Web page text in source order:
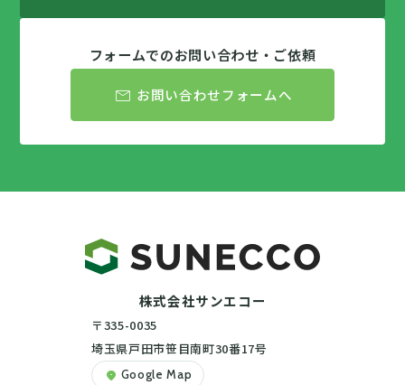
フォームでのお問い合わせ・ご依頼
mail お問い合わせフォームへ
株式会社サンエコー
〒335-0035
埼玉県戸田市笹目南町30番17号
location_on Google Map